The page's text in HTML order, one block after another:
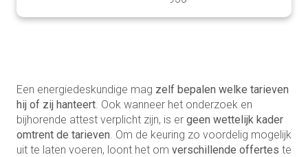
Een energiedeskundige mag zelf bepalen welke tarieven
hij of zij hanteert . Ook wanneer het onderzoek en
bijhorende attest verplicht zijn, is er geen wettelijk kader
omtrent de tarieven . Om de keuring zo voordelig mogelijk
uit te laten voeren, loont het om verschillende offertes te